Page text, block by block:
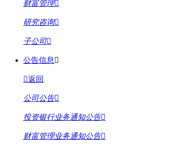
财富管理
研究咨询
子公司
公告信息
返回
公司公告
投资银行业务通知公告
财富管理业务通知公告